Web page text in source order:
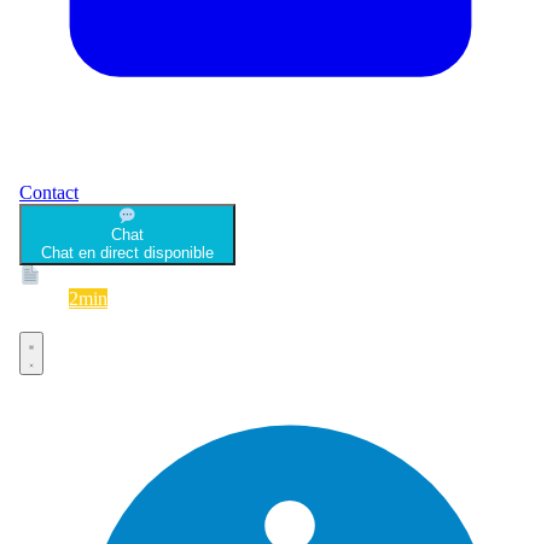
Contact
Chat
Chat en direct disponible
2min